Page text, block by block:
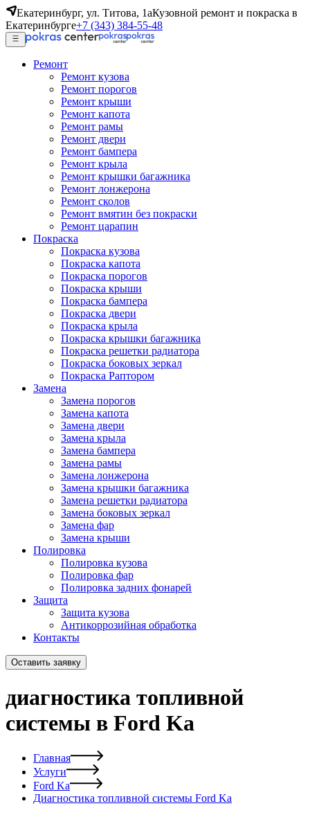
Екатеринбург, ул. Титова, 1аКузовной ремонт и покраска в
Екатеринбурге+7 (343) 384-55-48
Ремонт
Ремонт кузова
Ремонт порогов
Ремонт крыши
Ремонт капота
Ремонт рамы
Ремонт двери
Ремонт бампера
Ремонт крыла
Ремонт крышки багажника
Ремонт лонжерона
Ремонт сколов
Ремонт вмятин без покраски
Ремонт царапин
Покраска
Покраска кузова
Покраска капота
Покраска порогов
Покраска крыши
Покраска бампера
Покраска двери
Покраска крыла
Покраска крышки багажника
Покраска решетки радиатора
Покраска боковых зеркал
Покраска Раптором
Замена
Замена порогов
Замена капота
Замена двери
Замена крыла
Замена бампера
Замена рамы
Замена лонжерона
Замена крышки багажника
Замена решетки радиатора
Замена боковых зеркал
Замена фар
Замена крыши
Полировка
Полировка кузова
Полировка фар
Полировка задних фонарей
Защита
Защита кузова
Антикоррозийная обработка
Контакты
Оставить заявку
диагностика топливной
системы в Ford Ka
Главная
Услуги
Ford Ka
Диагностика топливной системы Ford Ka